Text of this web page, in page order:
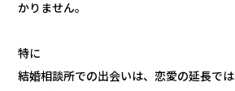
かりません。
特に
結婚相談所での出会いは、恋愛の延長で